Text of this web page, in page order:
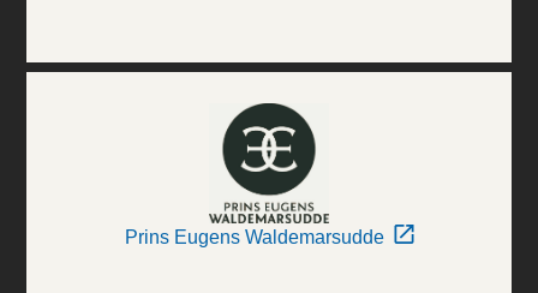
Prins Eugens Waldemarsudde